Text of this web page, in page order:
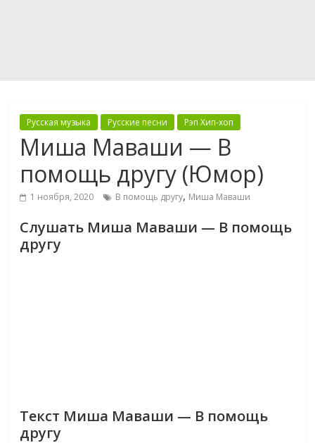
Русская музыка Русские песни Рэп Хип-хоп
Миша Маваши — В
помощь другу (Юмор)
1 ноября, 2020 В помощь другу, Миша Маваши
Слушать Миша Маваши — В помощь
другу
Текст Миша Маваши — В помощь
другу